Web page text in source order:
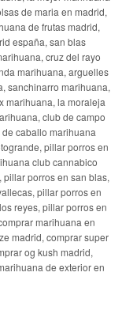
de maria en madrid,
de frutas madrid,
españa, san blas
cruz del rayo
marihuana, arguelles
sanchinarro marihuana,
marihuana, la moraleja
club de campo
caballo marihuana
pillar porros en
club cannabico
porros en san blas,
pillar porros en
reyes, pillar porros en
marihuana en
madrid, comprar super
og kush madrid,
de exterior en